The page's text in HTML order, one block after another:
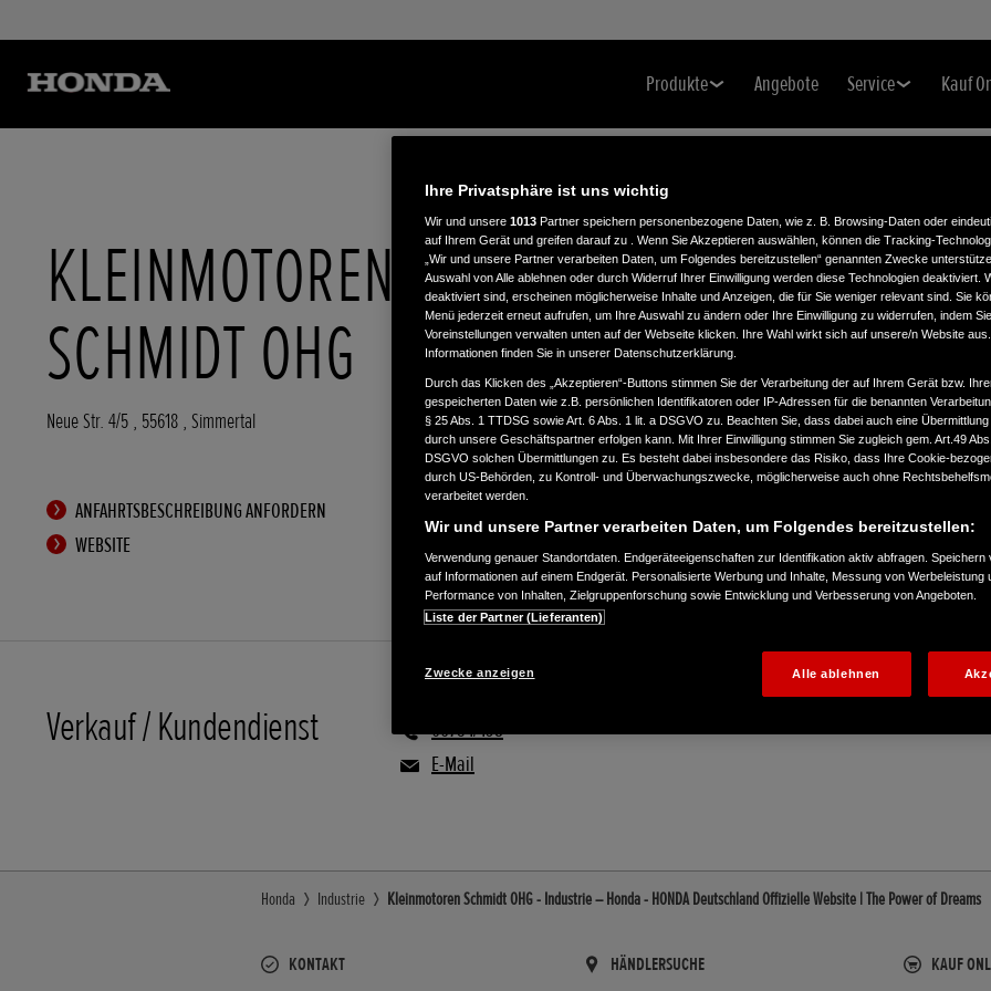
Produkte Angebote Service Kauf
KLEINMOTOREN
SCHMIDT OHG
Neue Str. 4/5 , 55618 , Simmertal
ANFAHRTSBESCHREIBUNG ANFORDERN
WEBSITE
Verkauf / Kundendienst
06754/498
E-Mail
Honda Industrie Kleinmotoren Schmidt OHG - Industrie – Honda - HONDA Deutschland Offizielle Website | The Power of Dreams
KONTAKT HÄNDLERSUCHE KAUF
Ihre Privatsphäre ist uns wichtig
Wir und unsere 1013 Partner speichern personenbezogene Daten, wie z. B. Browsing-Daten oder
auf Ihrem Gerät und greifen darauf zu . Wenn Sie Akzeptieren auswählen, können die Tracking-
„Wir und unsere Partner verarbeiten Daten, um Folgendes bereitzustellen“ genannten Zwecke
Auswahl von Alle ablehnen oder durch Widerruf Ihrer Einwilligung werden diese Technologien deaktiviert.
deaktiviert sind, erscheinen möglicherweise Inhalte und Anzeigen, die für Sie weniger relevant sind. Sie
Menü jederzeit erneut aufrufen, um Ihre Auswahl zu ändern oder Ihre Einwilligung zu widerrufen, indem
Voreinstellungen verwalten unten auf der Webseite klicken. Ihre Wahl wirkt sich auf unsere/n Website
Informationen finden Sie in unserer Datenschutzerklärung.
Durch das Klicken des „Akzeptieren“-Buttons stimmen Sie der Verarbeitung der auf Ihrem Gerät bzw.
gespeicherten Daten wie z.B. persönlichen Identifikatoren oder IP-Adressen für die benannten
§ 25 Abs. 1 TTDSG sowie Art. 6 Abs. 1 lit. a DSGVO zu. Beachten Sie, dass dabei auch eine Übermittlung
durch unsere Geschäftspartner erfolgen kann. Mit Ihrer Einwilligung stimmen Sie zugleich gem. Art.49
DSGVO solchen Übermittlungen zu. Es besteht dabei insbesondere das Risiko, dass Ihre Cookie-
durch US-Behörden, zu Kontroll- und Überwachungszwecke, möglicherweise auch ohne
verarbeitet werden.
Wir und unsere Partner verarbeiten Daten, um Folgendes bereitzustellen:
Verwendung genauer Standortdaten. Endgeräteeigenschaften zur Identifikation aktiv abfragen. Speichern
auf Informationen auf einem Endgerät. Personalisierte Werbung und Inhalte, Messung von Werbeleistung
Performance von Inhalten, Zielgruppenforschung sowie Entwicklung und Verbesserung von Angeboten.
Liste der Partner (Lieferanten)
Zwecke anzeigen Alle ablehnen